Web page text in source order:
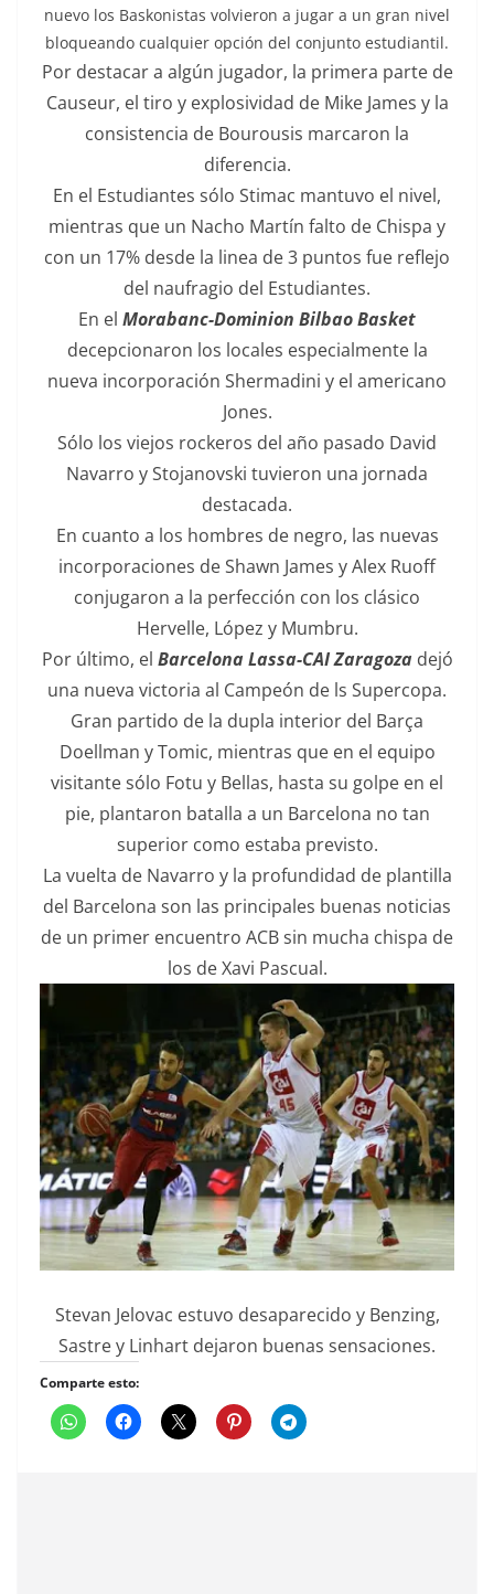
nuevo los Baskonistas volvieron a jugar a un gran nivel
bloqueando cualquier opción del conjunto estudiantil.
Por destacar a algún jugador, la primera parte de
Causeur, el tiro y explosividad de Mike James y la
consistencia de Bourousis marcaron la
diferencia.
En el Estudiantes sólo Stimac mantuvo el nivel,
mientras que un Nacho Martín falto de Chispa y
con un 17% desde la linea de 3 puntos fue reflejo
del naufragio del Estudiantes.
En el Morabanc-Dominion Bilbao Basket
decepcionaron los locales especialmente la
nueva incorporación Shermadini y el americano
Jones.
Sólo los viejos rockeros del año pasado David
Navarro y Stojanovski tuvieron una jornada
destacada.
En cuanto a los hombres de negro, las nuevas
incorporaciones de Shawn James y Alex Ruoff
conjugaron a la perfección con los clásico
Hervelle, López y Mumbru.
Por último, el Barcelona Lassa-CAI Zaragoza dejó
una nueva victoria al Campeón de ls Supercopa.
Gran partido de la dupla interior del Barça
Doellman y Tomic, mientras que en el equipo
visitante sólo Fotu y Bellas, hasta su golpe en el
pie, plantaron batalla a un Barcelona no tan
superior como estaba previsto.
La vuelta de Navarro y la profundidad de plantilla
del Barcelona son las principales buenas noticias
de un primer encuentro ACB sin mucha chispa de
los de Xavi Pascual.
Stevan Jelovac estuvo desaparecido y Benzing,
Sastre y Linhart dejaron buenas sensaciones.
Comparte esto: